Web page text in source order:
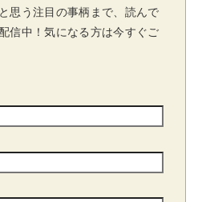
思う注目の事柄まで、読んで
信中！気になる方は今すぐご